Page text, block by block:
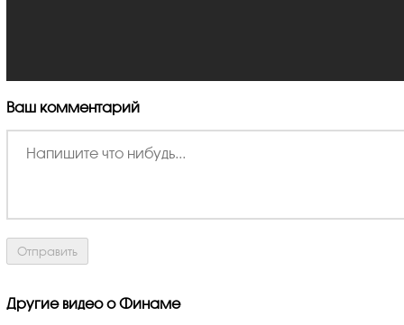
Ваш комментарий
Другие видео о Финаме